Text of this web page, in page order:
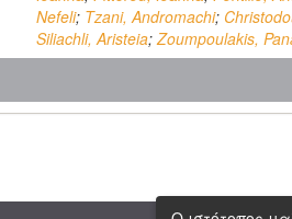
Nefeli; Tzani, Andromachi;
Siliachli, Aristeia;Zoumpoulakis,